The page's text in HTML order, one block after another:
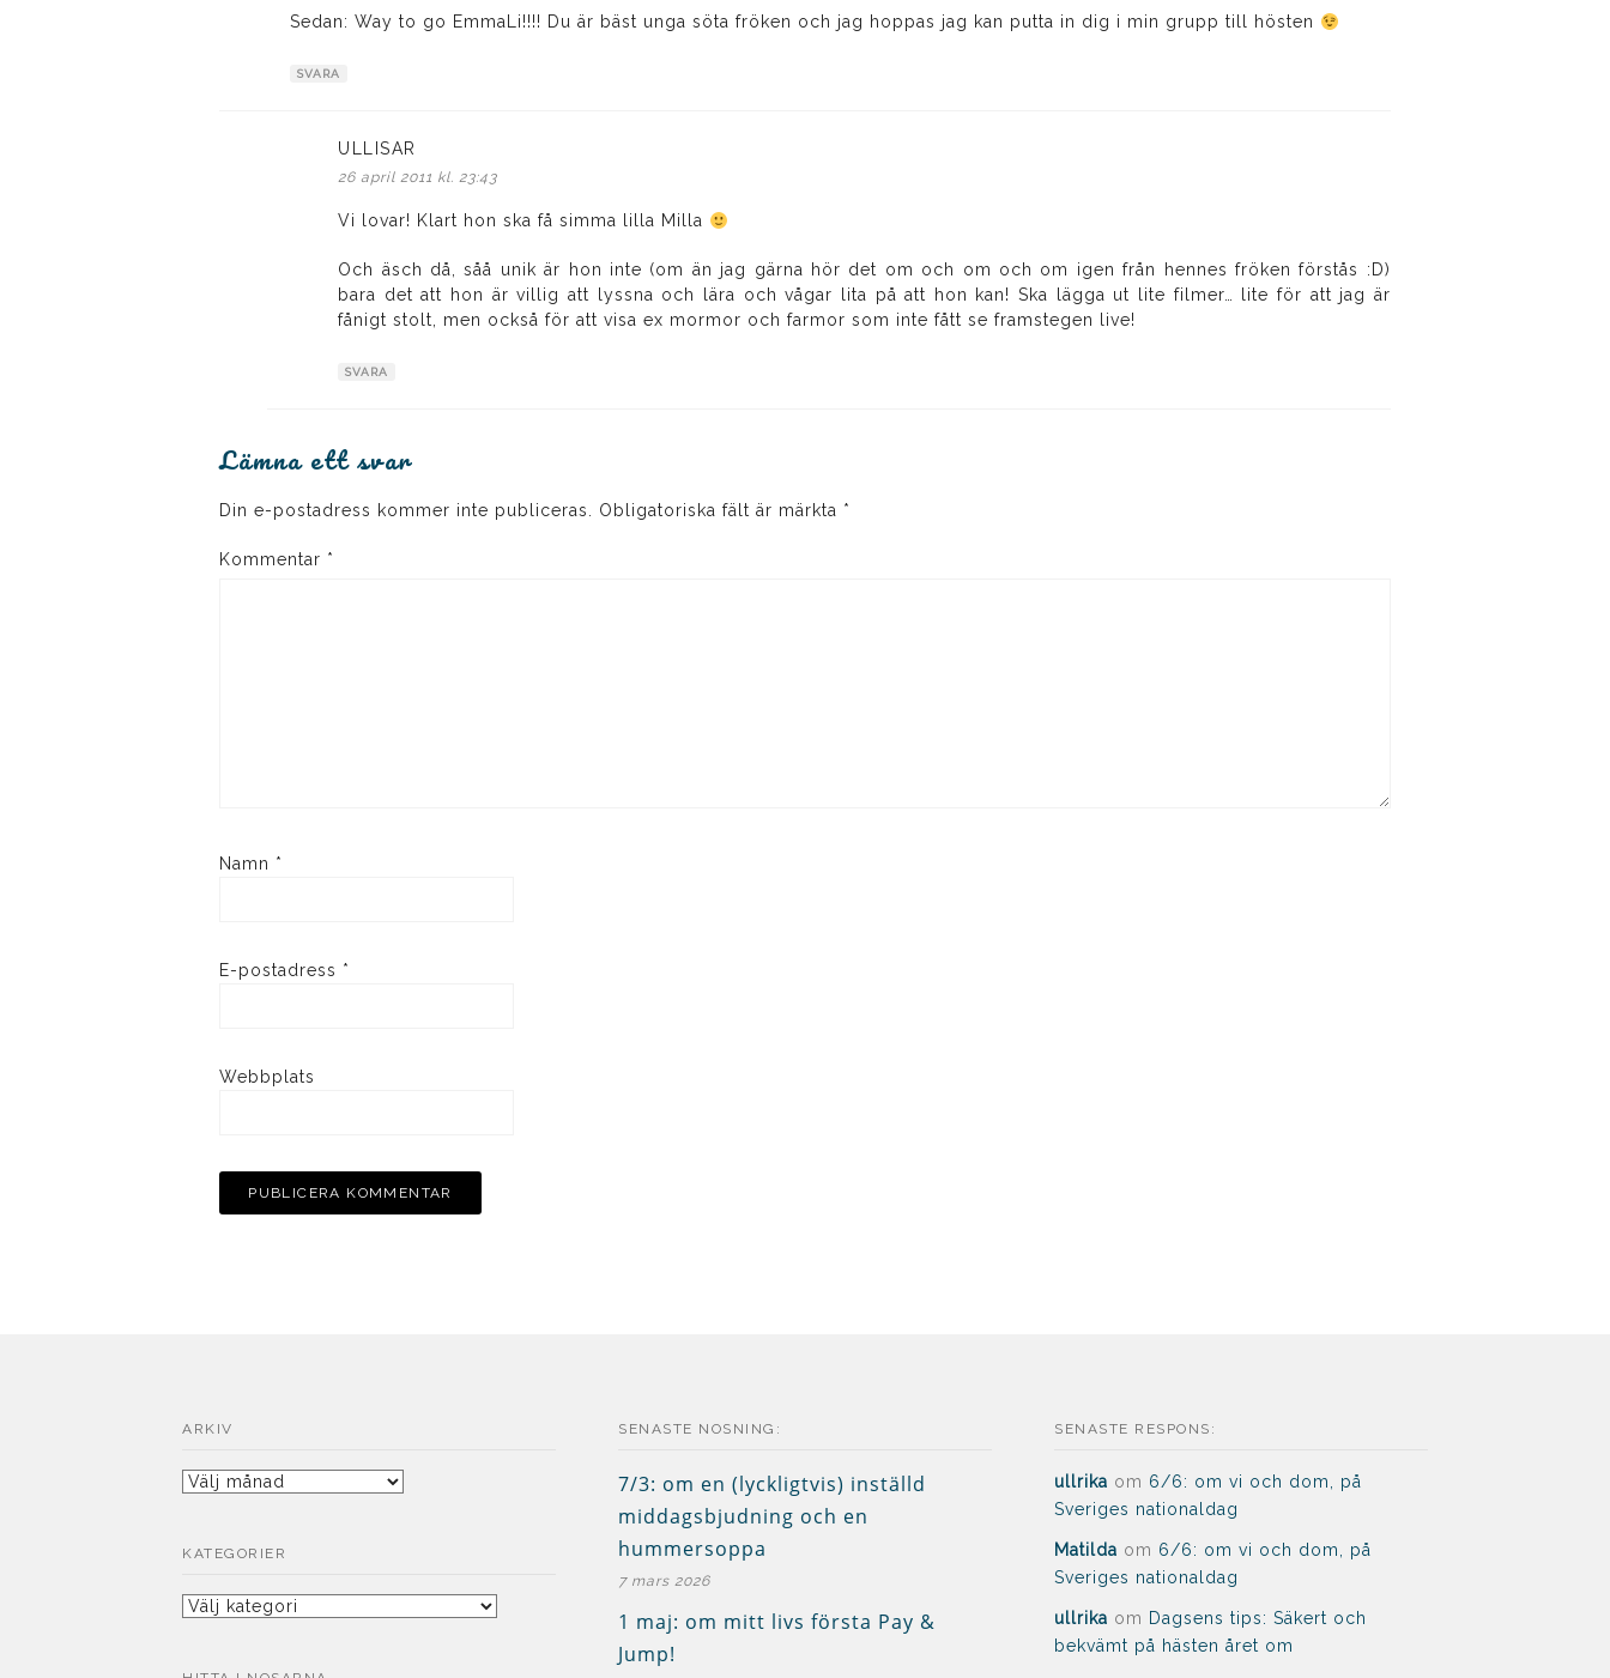
Sedan: Way to go EmmaLi!!!! Du är bäst unga söta fröken och jag hoppas jag kan putta in dig i min grupp till hösten
SVARA
ULLISAR
26 april 2011 kl. 23:43
Vi lovar! Klart hon ska få simma lilla Milla
Och äsch då, såå unik är hon inte (om än jag gärna hör det om och om och om igen från hennes fröken förstås :D)
bara det att hon är villig att lyssna och lära och vågar lita på att hon kan! Ska lägga ut lite filmer… lite för att jag är
fånigt stolt, men också för att visa ex mormor och farmor som inte fått se framstegen live!
SVARA
Lämna ett svar
Din e-postadress kommer inte publiceras. Obligatoriska fält är märkta *
Kommentar *
Namn *
E-postadress *
Webbplats
ARKIV
Arkiv
KATEGORIER
Kategorier
SENASTE NOSNING:
7/3: om en (lyckligtvis) inställd
middagsbjudning och en
hummersoppa
7 mars 2026
1 maj: om mitt livs första Pay &
Jump!
SENASTE RESPONS:
ullrika om 6/6: om vi och dom, på
Sveriges nationaldag
Matilda om 6/6: om vi och dom, på
Sveriges nationaldag
ullrika om Dagsens tips: Säkert och
bekvämt på hästen året om